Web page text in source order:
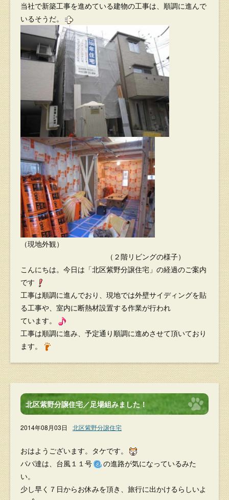
当社で新築工事を進めている建物の工事は、順調に進んで
いるそうだ。
（現地外観）
（２階リビングの様子）
こんにちは。今日は「北区紫野分譲住宅」の経過のご案内
です
工事は順調に進んでおり、現地では外壁サイディングを貼
る工事や、室内に断熱材設置する作業が行われ
ています。
工事は順調に進み、予定通り順調に進めさせて頂いており
ます。
北区紫野分譲住宅／足場組みました！
2014年08月03日 北区紫野分譲住宅
おはようございます。タケです。
パパ達は、台風１１号
の進路が気になっているみた
い。
少し早く７日からお休みを頂き、旅行に出かけるらしいよ